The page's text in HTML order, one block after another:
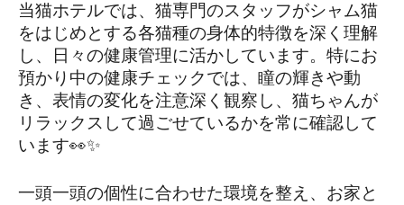
当猫ホテルでは、猫専門のスタッフがシャム猫
をはじめとする各猫種の身体的特徴を深く理解
し、日々の健康管理に活かしています。特にお
預かり中の健康チェックでは、瞳の輝きや動
き、表情の変化を注意深く観察し、猫ちゃんが
リラックスして過ごせているかを常に確認して
います👀✨
一頭一頭の個性に合わせた環境を整え、お家と